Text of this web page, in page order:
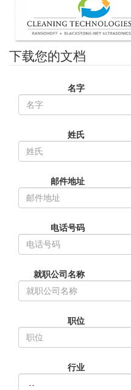
下载您的文档
名字
姓氏
邮件地址
电话号码
就职公司名称
职位
行业